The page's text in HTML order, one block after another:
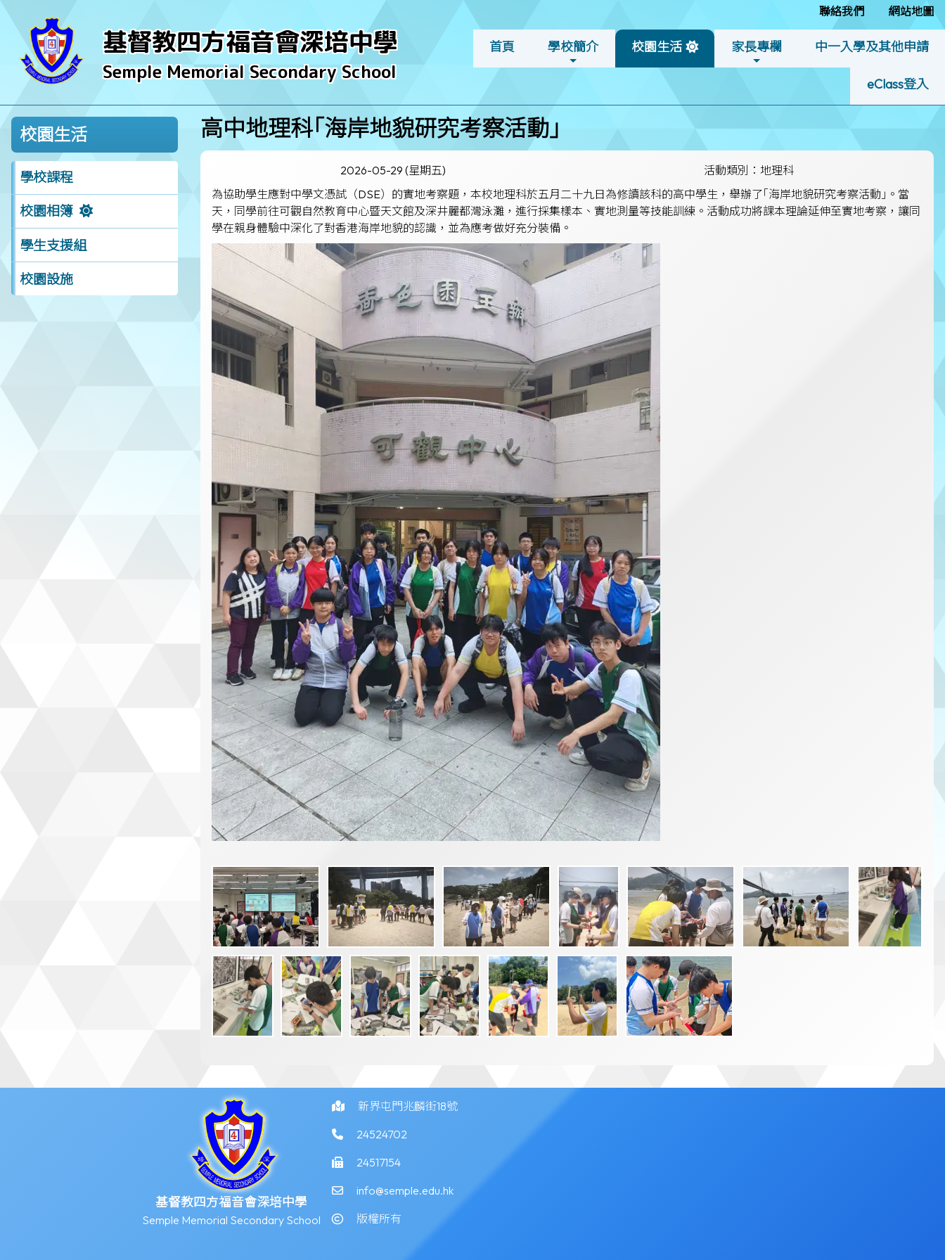
基督教四方福音會深培中學
Semple Memorial Secondary School
聯絡我們 網站地圖
首頁 學校簡介 校園生活 家長專欄 中一入學及其他申請
eClass登入
校園生活
學校課程
校園相簿
學生支援組
校園設施
高中地理科｢海岸地貌研究考察活動｣
2026-05-29 (星期五)
活動類別：地理科
為協助學生應對中學文憑試（DSE）的實地考察題，本校地理科於五月二十九日為修讀該科的高中學生，舉辦了｢海岸地貌研究考察活動｣。當
天，同學前往可觀自然教育中心暨天文館及深井麗都灣泳灘，進行採集樣本、實地測量等技能訓練。活動成功將課本理論延伸至實地考察，讓同
學在親身體驗中深化了對香港海岸地貌的認識，並為應考做好充分裝備。
基督教四方福音會深培中學
Semple Memorial Secondary School
新界屯門兆麟街18號
24524702
24517154
info@semple.edu.hk
版權所有